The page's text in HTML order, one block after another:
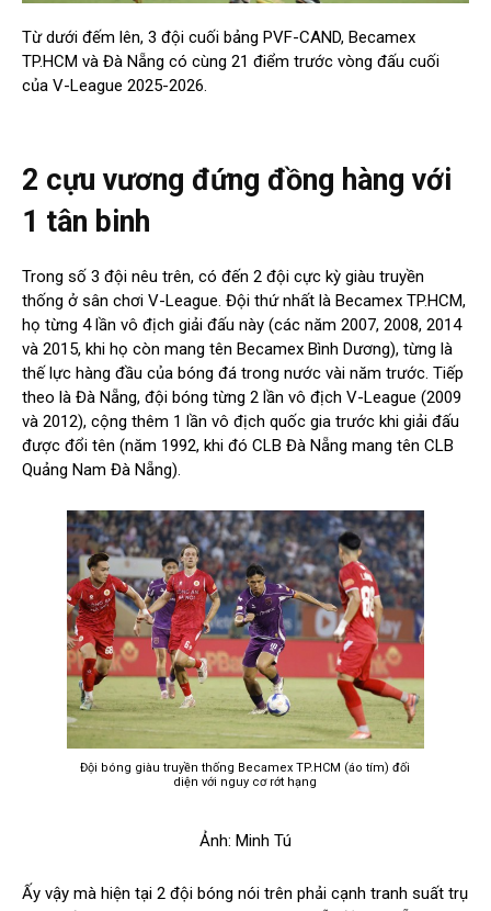
Từ dưới đếm lên, 3 đội cuối bảng PVF-CAND, Becamex
TP.HCM và Đà Nẵng có cùng 21 điểm trước vòng đấu cuối
của V-League 2025-2026.
2 cựu vương đứng đồng hàng với
1 tân binh
Trong số 3 đội nêu trên, có đến 2 đội cực kỳ giàu truyền
thống ở sân chơi V-League. Đội thứ nhất là Becamex TP.HCM,
họ từng 4 lần vô địch giải đấu này (các năm 2007, 2008, 2014
và 2015, khi họ còn mang tên Becamex Bình Dương), từng là
thế lực hàng đầu của bóng đá trong nước vài năm trước. Tiếp
theo là Đà Nẵng, đội bóng từng 2 lần vô địch V-League (2009
và 2012), cộng thêm 1 lần vô địch quốc gia trước khi giải đấu
được đổi tên (năm 1992, khi đó CLB Đà Nẵng mang tên CLB
Quảng Nam Đà Nẵng).
Đội bóng giàu truyền thống Becamex TP.HCM (áo tím) đối
diện với nguy cơ rớt hạng
Ảnh: Minh Tú
Ấy vậy mà hiện tại 2 đội bóng nói trên phải cạnh tranh suất trụ